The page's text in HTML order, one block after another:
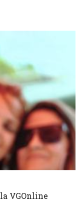
VGOnline